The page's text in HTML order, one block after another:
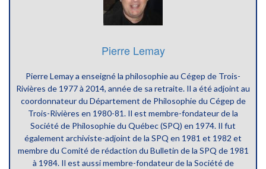
Pierre Lemay
Pierre Lemay a enseigné la philosophie au Cégep de Trois-
Rivières de 1977 à 2014, année de sa retraite. Il a été adjoint au
coordonnateur du Département de Philosophie du Cégep de
Trois-Rivières en 1980-81. Il est membre-fondateur de la
Société de Philosophie du Québec (SPQ) en 1974. Il fut
également archiviste-adjoint de la SPQ en 1981 et 1982 et
membre du Comité de rédaction du Bulletin de la SPQ de 1981
à 1984. Il est aussi membre-fondateur de la Société de